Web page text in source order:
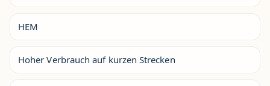
HEM
Hoher Verbrauch auf kurzen Strecken